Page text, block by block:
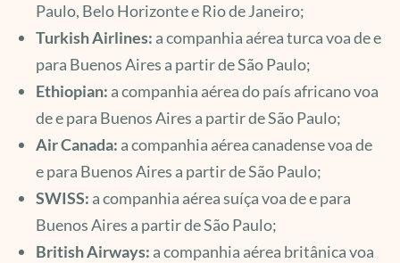
Paulo, Belo Horizonte e Rio de Janeiro;
Turkish Airlines: a companhia aérea turca voa de e
para Buenos Aires a partir de São Paulo;
Ethiopian: a companhia aérea do país africano voa
de e para Buenos Aires a partir de São Paulo;
Air Canada: a companhia aérea canadense voa de
e para Buenos Aires a partir de São Paulo;
SWISS: a companhia aérea suíça voa de e para
Buenos Aires a partir de São Paulo;
British Airways: a companhia aérea britânica voa